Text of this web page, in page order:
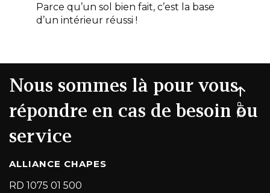
Parce qu’un sol bien fait, c’est la base
d’un intérieur réussi !
Nous sommes là pour vous
répondre en cas de besoin ou
service
ALLIANCE CHAPES
RD 1075 01 500
TOP